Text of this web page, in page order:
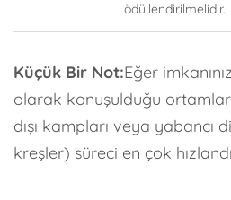
ödüllendirilmelidir.
Küçük Bir Not:Eğer
olarak konuşulduğu
dışı kampları veya yabancı
kreşler) süreci en çok